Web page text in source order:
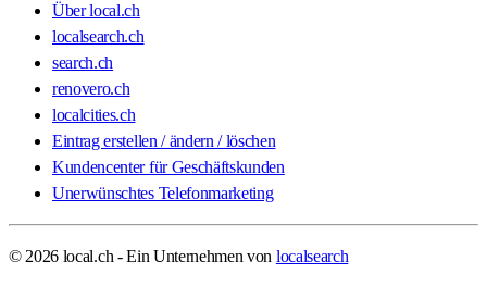
Über local.ch
localsearch.ch
search.ch
renovero.ch
localcities.ch
Eintrag erstellen / ändern / löschen
Kundencenter für Geschäftskunden
Unerwünschtes Telefonmarketing
© 2026 local.ch - Ein Unternehmen von localsearch